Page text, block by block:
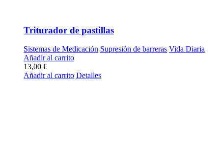
Triturador de pastillas
Sistemas de Medicación Supresión de barreras Vida Diaria
Añadir al carrito
13,00 €
Añadir al carrito Detalles